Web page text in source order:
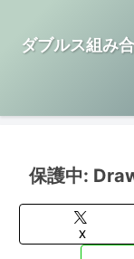
ダブルス組み
保護中:
X